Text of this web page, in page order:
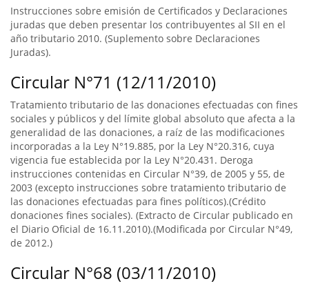
Instrucciones sobre emisión de Certificados y Declaraciones
juradas que deben presentar los contribuyentes al SII en el
año tributario 2010. (Suplemento sobre Declaraciones
Juradas).
Circular N°71 (12/11/2010)
Tratamiento tributario de las donaciones efectuadas con fines
sociales y públicos y del límite global absoluto que afecta a la
generalidad de las donaciones, a raíz de las modificaciones
incorporadas a la Ley N°19.885, por la Ley N°20.316, cuya
vigencia fue establecida por la Ley N°20.431. Deroga
instrucciones contenidas en Circular N°39, de 2005 y 55, de
2003 (excepto instrucciones sobre tratamiento tributario de
las donaciones efectuadas para fines políticos).(Crédito
donaciones fines sociales). (Extracto de Circular publicado en
el Diario Oficial de 16.11.2010).(Modificada por Circular N°49,
de 2012.)
Circular N°68 (03/11/2010)